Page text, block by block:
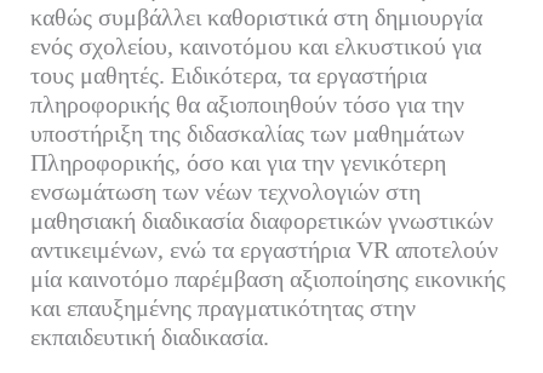
καθώς συμβάλλει καθοριστικά στη δημιουργία
ενός σχολείου, καινοτόμου και ελκυστικού για
τους μαθητές. Ειδικότερα, τα εργαστήρια
πληροφορικής θα αξιοποιηθούν τόσο για την
υποστήριξη της διδασκαλίας των μαθημάτων
Πληροφορικής, όσο και για την γενικότερη
ενσωμάτωση των νέων τεχνολογιών στη
μαθησιακή διαδικασία διαφορετικών γνωστικών
αντικειμένων, ενώ τα εργαστήρια VR αποτελούν
μία καινοτόμο παρέμβαση αξιοποίησης εικονικής
και επαυξημένης πραγματικότητας στην
εκπαιδευτική διαδικασία.